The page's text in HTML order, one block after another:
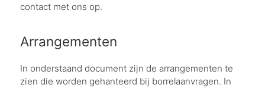
contact met ons op.
Arrangementen
In onderstaand document zijn de arrangementen te
zien die worden gehanteerd bij borrelaanvragen. In